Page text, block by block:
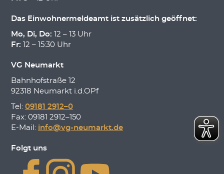
Das Einwohnermeldeamt ist zusätzlich geöffnet:
Mo, Di, Do: 12 – 13 Uhr
Fr: 12 – 15:30 Uhr
VG Neumarkt
Bahnhofstraße 12
92318 Neumarkt i.d.OPf
Tel: 09181 2912–0
Fax: 09181 2912–150
E-Mail: info@vg-neumarkt.de
Folgt uns